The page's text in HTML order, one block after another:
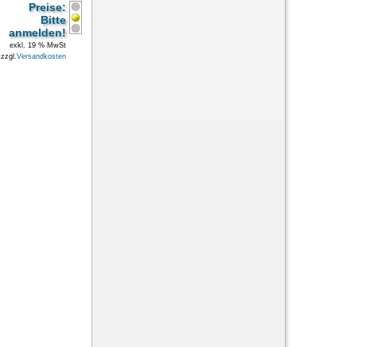
Preise:
Bitte
anmelden!
exkl. 19 % MwSt
zzgl.Versandkosten